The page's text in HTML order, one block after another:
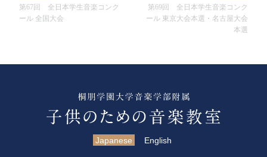
第67回 全日本学生音楽コンク
ール 全国大会
第69回 全日本学生音楽コンク
ール 東京大会本選・名古屋大会
本選
Japanese English